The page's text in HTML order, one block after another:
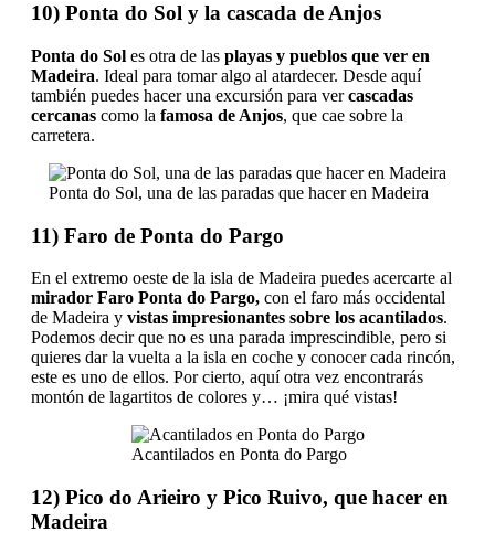
10) Ponta do Sol y la cascada de Anjos
Ponta do Sol es otra de las playas y pueblos que ver en
Madeira. Ideal para tomar algo al atardecer. Desde aquí
también puedes hacer una excursión para vercascadas
cercanas como la famosa de Anjos, que cae sobre la
carretera.
Ponta do Sol, una de las paradas que hacer en Madeira
11) Faro de Ponta do Pargo
En el extremo oeste de la isla de Madeira puedes acercarte al
mirador Faro Ponta do Pargo, con el faro más occidental
de Madeira y vistas impresionantes sobre los acantilados.
Podemos decir que no es una parada imprescindible, pero si
quieres dar la vuelta a la isla en coche y conocer cada rincón,
este es uno de ellos. Por cierto, aquí otra vez encontrarás
montón de lagartitos de colores y… ¡mira qué vistas!
Acantilados en Ponta do Pargo
12) Pico do Arieiro y Pico Ruivo, que hacer en
Madeira